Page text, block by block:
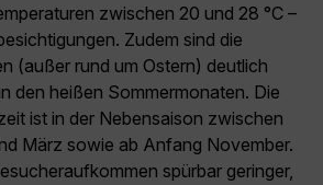
zwischen 20 und 28 °C –
Zudem sind die
(außer rund um Ostern) deutlich
den heißen Sommermonaten. Die
ist in der Nebensaison zwischen
März sowie ab Anfang November.
spürbar geringer,